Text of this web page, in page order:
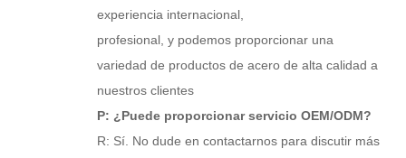
experiencia internacional,
profesional, y podemos proporcionar una
variedad de productos de acero de alta calidad a
nuestros clientes
P: ¿Puede proporcionar servicio OEM/ODM?
R: Sí. No dude en contactarnos para discutir más